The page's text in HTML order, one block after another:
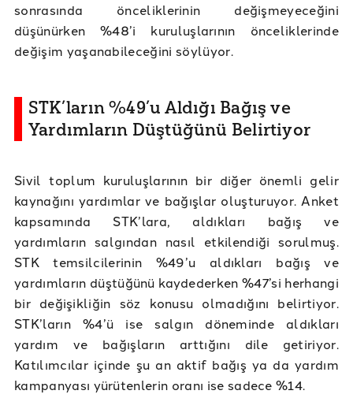
sonrasında önceliklerinin değişmeyeceğini
düşünürken %48’i kuruluşlarının önceliklerinde
değişim yaşanabileceğini söylüyor.
STK’ların %49’u Aldığı Bağış ve
Yardımların Düştüğünü Belirtiyor
Sivil toplum kuruluşlarının bir diğer önemli gelir
kaynağını yardımlar ve bağışlar oluşturuyor. Anket
kapsamında STK’lara, aldıkları bağış ve
yardımların salgından nasıl etkilendiği sorulmuş.
STK temsilcilerinin %49’u aldıkları bağış ve
yardımların düştüğünü kaydederken %47’si herhangi
bir değişikliğin söz konusu olmadığını belirtiyor.
STK’ların %4’ü ise salgın döneminde aldıkları
yardım ve bağışların arttığını dile getiriyor.
Katılımcılar içinde şu an aktif bağış ya da yardım
kampanyası yürütenlerin oranı ise sadece %14.